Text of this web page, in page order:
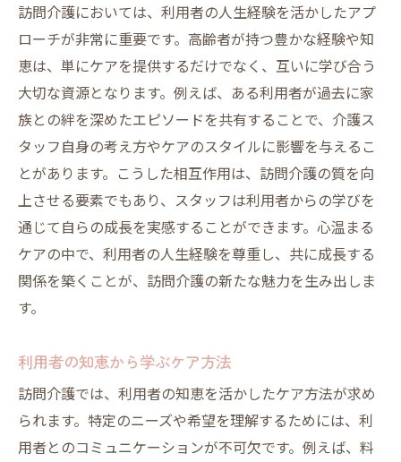
訪問介護においては、利用者の人生経験を活かしたアプ
ローチが非常に重要です。高齢者が持つ豊かな経験や知
恵は、単にケアを提供するだけでなく、互いに学び合う
大切な資源となります。例えば、ある利用者が過去に家
族との絆を深めたエピソードを共有することで、介護ス
タッフ自身の考え方やケアのスタイルに影響を与えるこ
とがあります。こうした相互作用は、訪問介護の質を向
上させる要素でもあり、スタッフは利用者からの学びを
通じて自らの成長を実感することができます。心温まる
ケアの中で、利用者の人生経験を尊重し、共に成長する
関係を築くことが、訪問介護の新たな魅力を生み出しま
す。
利用者の知恵から学ぶケア方法
訪問介護では、利用者の知恵を活かしたケア方法が求め
られます。特定のニーズや希望を理解するためには、利
用者とのコミュニケーションが不可欠です。例えば、料